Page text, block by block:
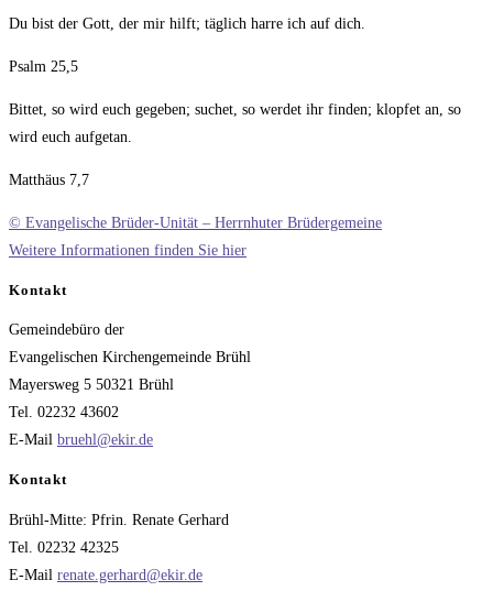
–
jeder
Du bist der Gott, der mir hilft; täglich harre ich auf dich.
Psalm 25,5
Bittet, so wird euch gegeben; suchet, so werdet ihr finden; klopfet an, so
wird euch aufgetan.
Matthäus 7,7
© Evangelische Brüder-Unität – Herrnhuter Brüdergemeine
Weitere Informationen finden Sie hier
Kontakt
Gemeindebüro der
Evangelischen Kirchengemeinde Brühl
Mayersweg 5 50321 Brühl
Tel. 02232 43602
E-Mail bruehl@ekir.de
Kontakt
Brühl-Mitte: Pfrin. Renate Gerhard
Tel. 02232 42325
E-Mail renate.gerhard@ekir.de